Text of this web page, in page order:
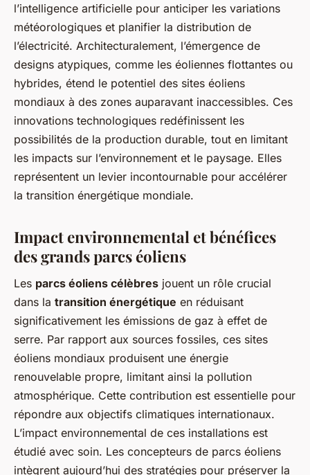
l’intelligence artificielle pour anticiper les variations
météorologiques et planifier la distribution de
l’électricité. Architecturalement, l’émergence de
designs atypiques, comme les éoliennes flottantes ou
hybrides, étend le potentiel des sites éoliens
mondiaux à des zones auparavant inaccessibles. Ces
innovations technologiques redéfinissent les
possibilités de la production durable, tout en limitant
les impacts sur l’environnement et le paysage. Elles
représentent un levier incontournable pour accélérer
la transition énergétique mondiale.
Impact environnemental et bénéfices
des grands parcs éoliens
Les parcs éoliens célèbres jouent un rôle crucial
dans la transition énergétique en réduisant
significativement les émissions de gaz à effet de
serre. Par rapport aux sources fossiles, ces sites
éoliens mondiaux produisent une énergie
renouvelable propre, limitant ainsi la pollution
atmosphérique. Cette contribution est essentielle pour
répondre aux objectifs climatiques internationaux.
L’impact environnemental de ces installations est
étudié avec soin. Les concepteurs de parcs éoliens
intègrent aujourd’hui des stratégies pour préserver la